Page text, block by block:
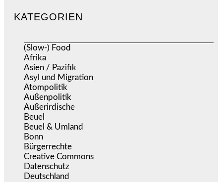
KATEGORIEN
(Slow-) Food
Afrika
Asien / Pazifik
Asyl und Migration
Atompolitik
Außenpolitik
Außerirdische
Beuel
Beuel & Umland
Bonn
Bürgerrechte
Creative Commons
Datenschutz
Deutschland